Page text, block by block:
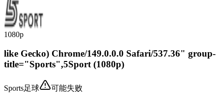
1080p
like Gecko) Chrome/149.0.0.0 Safari/537.36" group-
title="Sports",5Sport (1080p)
Sports足球 可能失败